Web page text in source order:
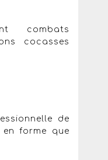
combats
cocasses
de
forme que